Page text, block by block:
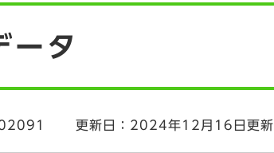
ータ
更新日：2024年12月16日更新